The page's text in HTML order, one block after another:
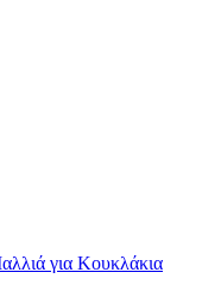
για Κουκλάκια